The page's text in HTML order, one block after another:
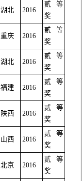
湖北 2016
贰等
奖
重庆 2016
贰等
奖
湖北 2016
贰等
奖
福建 2016
贰等
奖
陕西 2016
贰等
奖
山西 2016
贰等
奖
北京 2016
贰等
奖